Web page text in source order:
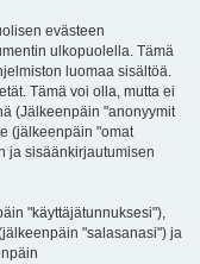
evästeen
ulkopuolella. Tämä
luomaa sisältöä.
Tämä voi olla, mutta ei
(Jälkeenpäin "anonyymit
(jälkeenpäin "omat
ja sisäänkirjautumisen
"käyttäjätunnuksesi"),
"salasanasi") ja